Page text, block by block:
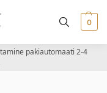
0
pakiautomaati 2-4